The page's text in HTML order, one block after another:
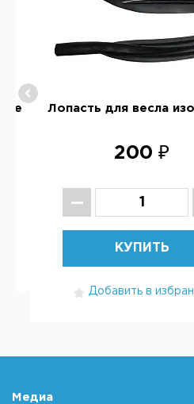
Лопасть для весла
200 ₽
КУПИТЬ
Добавить в
Медиа